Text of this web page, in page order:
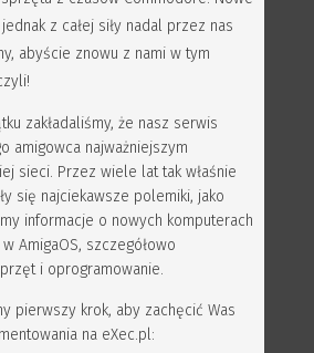
z całej siły nadal przez nas
abyście znowu z nami w tym
zakładaliśmy, że nasz serwis
amigowca najważniejszym
sieci. Przez wiele lat tak właśnie
się najciekawsze polemiki, jako
informacje o nowych komputerach
AmigaOS, szczegółowo
i oprogramowanie.
pierwszy krok, aby zachęcić Was
na eXec.pl: